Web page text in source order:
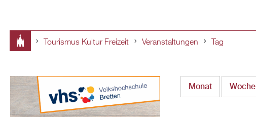
sind
hier
Tourismus Kultur Freizeit Veranstaltungen Tag
Monat Woche